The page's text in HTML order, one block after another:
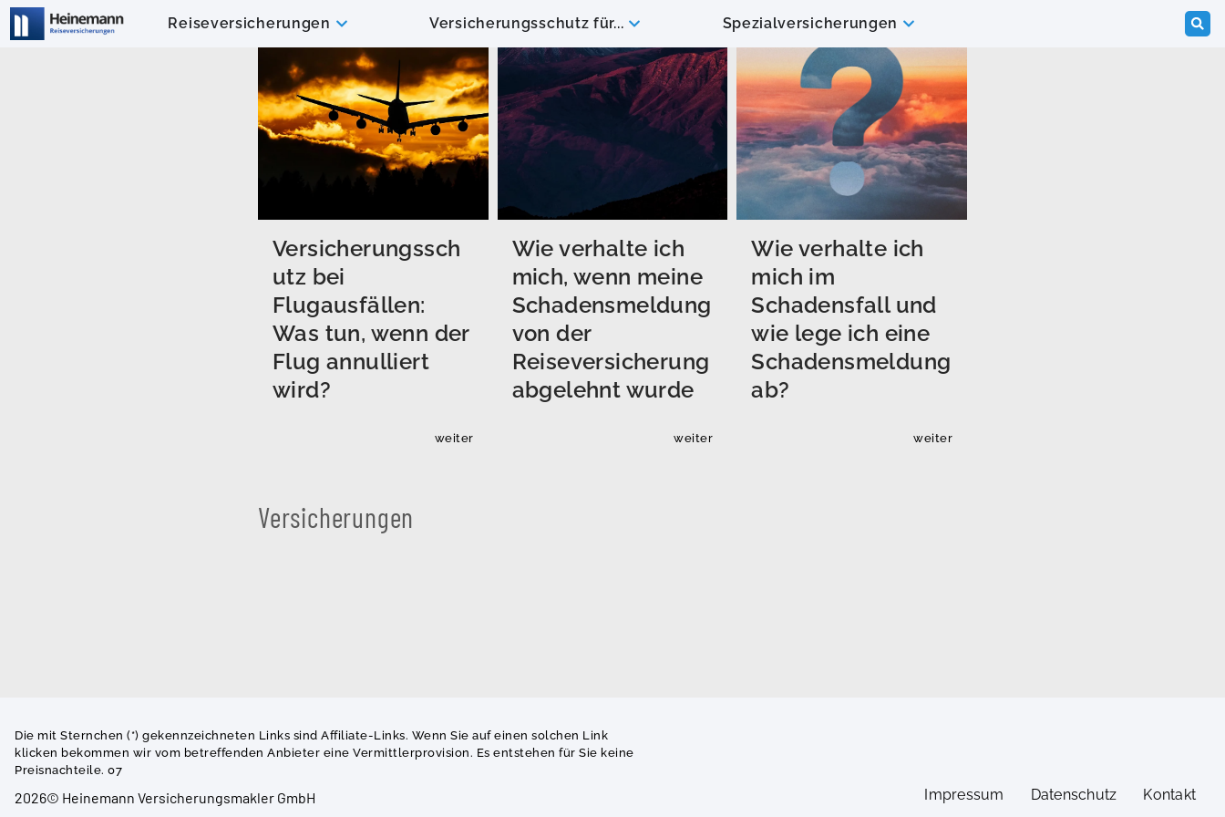
Reiseversicherungen Versicherungsschutz für... Spezialversicherungen
Versicherungssch
utz bei
Flugausfällen:
Was tun, wenn der
Flug annulliert
wird?
weiter
Wie verhalte ich
mich, wenn meine
Schadensmeldung
von der
Reiseversicherung
abgelehnt wurde
weiter
Wie verhalte ich
mich im
Schadensfall und
wie lege ich eine
Schadensmeldung
ab?
weiter
Versicherungen
Die mit Sternchen (*) gekennzeichneten Links sind Affiliate-Links. Wenn Sie auf einen solchen Link
klicken bekommen wir vom betreffenden Anbieter eine Vermittlerprovision. Es entstehen für Sie keine
Preisnachteile. 07
2026© Heinemann Versicherungsmakler GmbH Impressum Datenschutz Kontakt